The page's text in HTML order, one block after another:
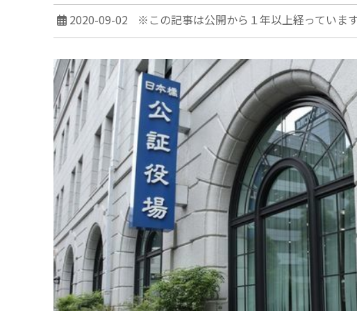
2020-09-02 ※この記事は公開から１年以上経っています